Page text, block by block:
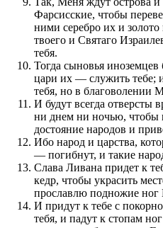
Фарсисские, чтобы
ними серебро их и
твоего и Святаго
тебя.
Тогда сыновья иноземцев
цари их — служить тебе;
тебя, но в благоволении
И будут всегда отверсты
ни днем ни ночью, чтобы
достояние народов и
Ибо народ и царства,
— погибнут, и такие
Слава Ливана придет к
кедр, чтобы украсить
прославлю подножие
И придут к тебе с
тебя, и падут к стопам